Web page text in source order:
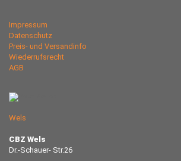
Impressum
Datenschutz
Preis- und Versandinfo
Wiederrufsrecht
AGB
Wels
CBZ Wels
Dr.-Schauer- Str.26